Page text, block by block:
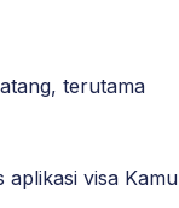
terutama
aplikasi visa Kamu